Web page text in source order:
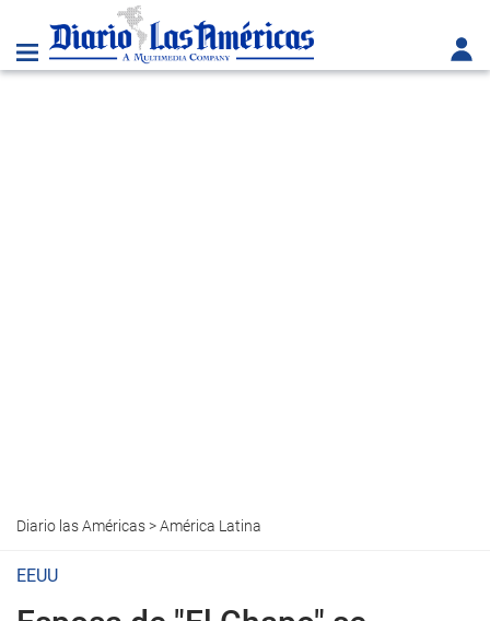
Diario las Américas>América Latina
EEUU